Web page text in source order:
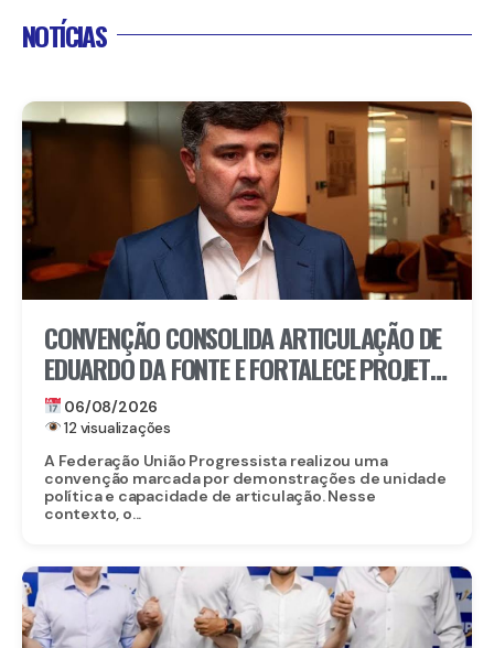
NOTÍCIAS
CONVENÇÃO CONSOLIDA ARTICULAÇÃO DE
EDUARDO DA FONTE E FORTALECE PROJETO
PARA O SENADO
06/08/2026
12 visualizações
A Federação União Progressista realizou uma
convenção marcada por demonstrações de unidade
política e capacidade de articulação. Nesse
contexto, o...